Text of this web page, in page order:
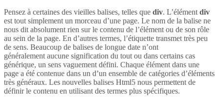
Pensez à certaines des vieilles balises, telles que div. L’élément div
est tout simplement un morceau d’une page. Le nom de la balise ne
nous dit absolument rien sur le contenu de l’élément ou de son rôle
au sein de la page. En d’autres termes, l’étiquette transmet très peu
de sens. Beaucoup de balises de longue date n’ont
généralement aucune signification du tout ou dans certains cas
générique, un sens vaguement défini. Chaque élément dans une
page a été contenue dans un d’un ensemble de catégories d’éléments
très généraux. Les nouvelles balises Html5 nous permettent de
définir le contenu en utilisant des termes plus spécifiques.